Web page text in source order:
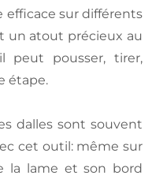
efficace sur différents
un atout précieux au
peut pousser, tirer,
étape.
dalles sont souvent
cet outil: même sur
la lame et son bord